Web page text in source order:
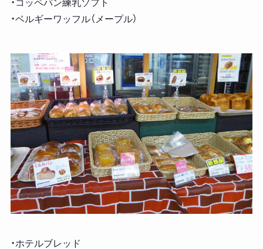
・コッペパン練乳ソフト
・ベルギーワッフル（メープル）
・ホテルブレッド